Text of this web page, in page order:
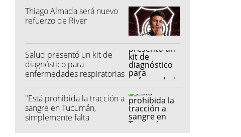
Thiago Almada será nuevo
refuerzo de River
Salud presentó un kit de
diagnóstico para
enfermedades respiratorias
"Está prohibida la tracción a
sangre en Tucumán,
simplemente falta